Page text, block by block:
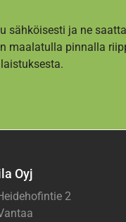
sähköisesti ja ne
maalatulla pinnalla
Oyj
2